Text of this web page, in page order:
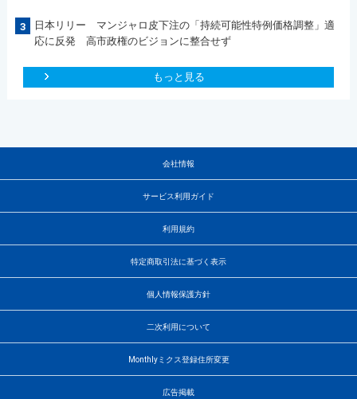
3
日本リリー マンジャロ皮下注の「持続可能性特例価格調整」適
応に反発 高市政権のビジョンに整合せず
もっと見る
会社情報
サービス利用ガイド
利用規約
特定商取引法に基づく表示
個人情報保護方針
二次利用について
Monthlyミクス登録住所変更
広告掲載